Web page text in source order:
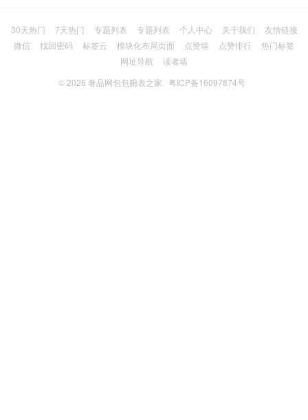
30天热门 7天热门 专题列表 专题列表 个人中心 关于我们
友情链接
微信
找回密码 标签云 模块化布局页面 点赞墙 点赞排行
热门标签
网址导航
读者墙
© 2026 奢品网包包腕表之家 粤ICP备16097874号